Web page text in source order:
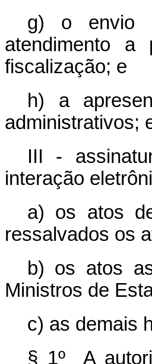
g) o envio
atendimento a
fiscalização; e
h) a
administrativos;
III -
interação
a) os atos
ressalvados os
b) os atos
Ministros de
c) as demais
§ 1º A